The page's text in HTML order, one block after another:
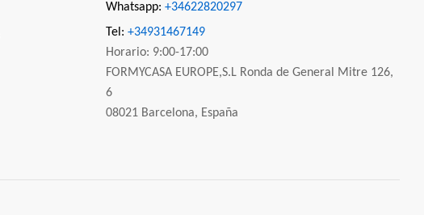
Whatsapp: +34622820297
Tel: +34931467149
Horario: 9:00-17:00
FORMYCASA EUROPE,S.L Ronda de General Mitre 126,
6
08021 Barcelona, España